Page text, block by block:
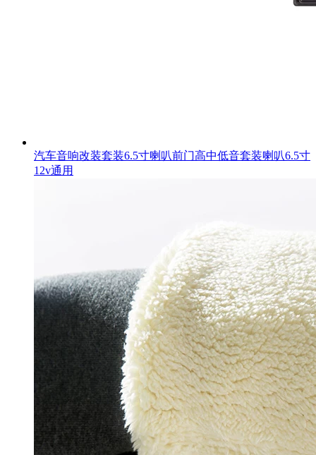
汽车音响改装套装6.5寸喇叭前门高中低音套装喇叭6.5寸
12v通用